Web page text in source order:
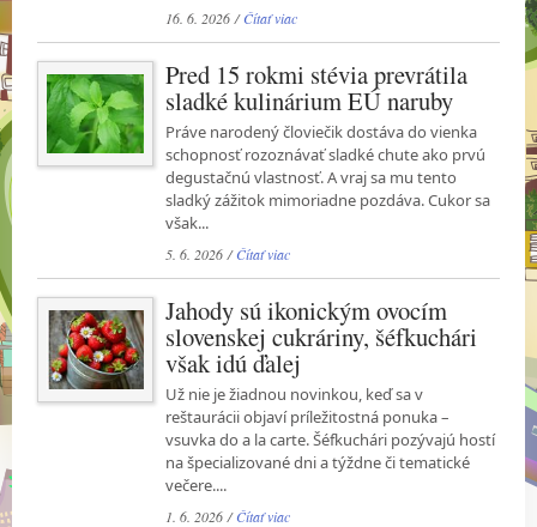
16. 6. 2026 /Čítať viac
Pred 15 rokmi stévia prevrátila
sladké kulinárium EÚ naruby
Práve narodený človiečik dostáva do vienka
schopnosť rozoznávať sladké chute ako prvú
degustačnú vlastnosť. A vraj sa mu tento
sladký zážitok mimoriadne pozdáva. Cukor sa
však...
5. 6. 2026 /Čítať viac
Jahody sú ikonickým ovocím
slovenskej cukráriny, šéfkuchári
však idú ďalej
Už nie je žiadnou novinkou, keď sa v
reštaurácii objaví príležitostná ponuka –
vsuvka do a la carte. Šéfkuchári pozývajú hostí
na špecializované dni a týždne či tematické
večere....
1. 6. 2026 /Čítať viac